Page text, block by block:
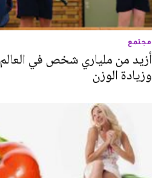
مجتمع
أزيد من ملياري شخص في
وزيادة الوزن